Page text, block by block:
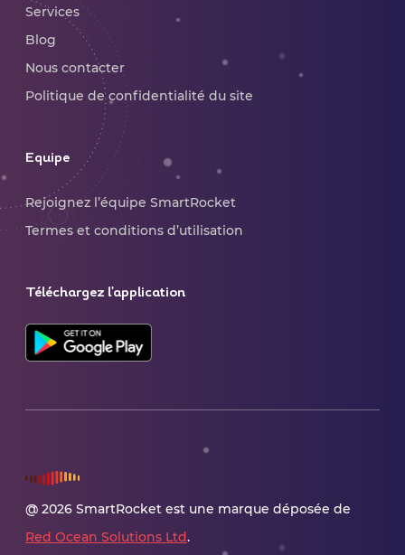
Services
Blog
Nous contacter
Politique de confidentialité du site
Equipe
Rejoignez l’équipe SmartRocket
Termes et conditions d’utilisation
Téléchargez l'application
@ 2026 SmartRocket est une marque déposée de
Red Ocean Solutions Ltd.